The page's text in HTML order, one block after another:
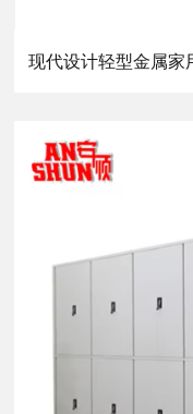
现代设计轻型金属家